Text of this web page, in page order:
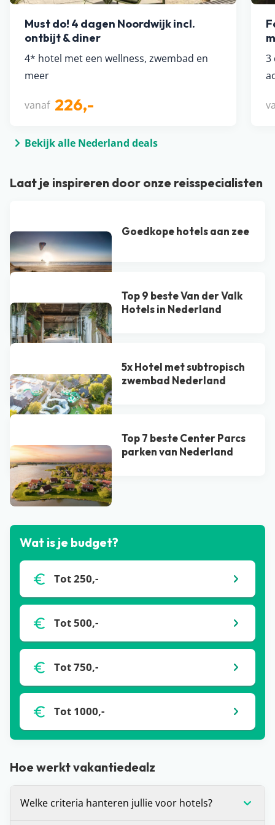
Must do! 4 dagen Noordwijk incl.
ontbijt & diner
4* hotel met een wellness, zwembad en
meer
vanaf 226,-
3
Bekijk alle Nederland deals
Laat je inspireren door onze reisspecialisten
Goedkope hotels aan zee
Top 9 beste Van der Valk
Hotel​s in Nederland
5x Hotel met subtropisch
zwembad Nederland
Top 7 beste Center Parcs
parken van Nederland
Bekijk alle blogs
Wat is je budget?
Tot 250,-
Tot 500,-
Tot 750,-
Tot 1000,-
Hoe werkt vakantiedealz
Welke criteria hanteren jullie voor hotels?